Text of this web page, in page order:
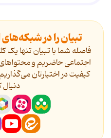
تبیان را در
فاصله شما با تبیان تنها
اجتماعی حاضریم و
کیفیت در اختیارتان